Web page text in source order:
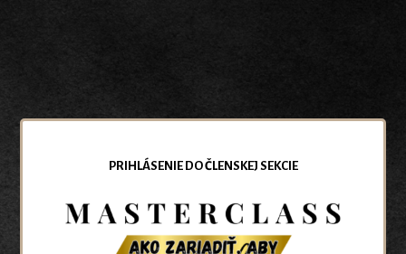
PRIHLÁSENIE DO ČLENSKEJ SEKCIE